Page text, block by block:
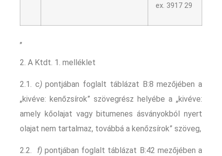
ex. 3917 29
„
2. A Ktdt. 1. melléklet
2.1. c)pontjában foglalt táblázat B:8 mezőjében a
„kivéve: kenőzsírok” szövegrész helyébe a „kivéve:
amely kőolajat vagy bitumenes ásványokból nyert
olajat nem tartalmaz, továbbá a kenőzsírok” szöveg,
2.2. f)pontjában foglalt táblázat B:42 mezőjében a